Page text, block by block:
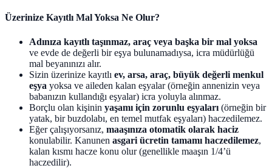
Üzerinize Kayıtlı Mal Yoksa Ne Olur?
Adınıza kayıtlı taşınmaz, araç veya başka bir mal yoksa
ve evde de değerli bir eşya bulunamadıysa, icra müdürlüğü
mal beyanınızı alır.
Sizin üzerinize kayıtlı ev, arsa, araç, büyük değerli menkul
eşya yoksa ve aileden kalan eşyalar (örneğin annenizin veya
babanızın kullandığı eşyalar) icra yoluyla alınmaz.
Borçlu olan kişinin yaşamı için zorunlu eşyaları (örneğin bir
yatak, bir buzdolabı, en temel mutfak eşyaları) haczedilemez.
Eğer çalışıyorsanız, maaşınıza otomatik olarak haciz
konulabilir. Kanunen asgari ücretin tamamı haczedilemez,
kalan kısmı hacze konu olur (genellikle maaşın 1/4’ü
haczedilir).